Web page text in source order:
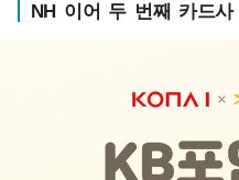
NH 이어 두 번째 카드사